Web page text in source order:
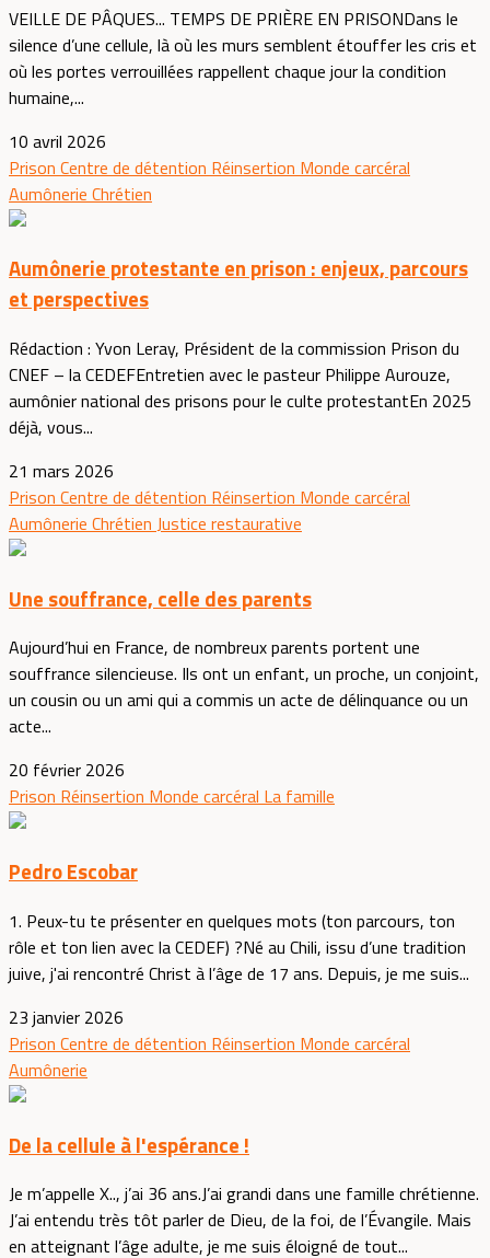
VEILLE DE PÂQUES... TEMPS DE PRIÈRE EN PRISONDans le
silence d’une cellule, là où les murs semblent étouffer les cris et
où les portes verrouillées rappellent chaque jour la condition
humaine,...
10 avril 2026
Prison Centre de détention Réinsertion Monde carcéral
Aumônerie Chrétien
Aumônerie protestante en prison : enjeux, parcours
et perspectives
Rédaction : Yvon Leray, Président de la commission Prison du
CNEF – la CEDEFEntretien avec le pasteur Philippe Aurouze,
aumônier national des prisons pour le culte protestantEn 2025
déjà, vous...
21 mars 2026
Prison Centre de détention Réinsertion Monde carcéral
Aumônerie Chrétien Justice restaurative
Une souffrance, celle des parents
Aujourd’hui en France, de nombreux parents portent une
souffrance silencieuse. Ils ont un enfant, un proche, un conjoint,
un cousin ou un ami qui a commis un acte de délinquance ou un
acte...
20 février 2026
Prison Réinsertion Monde carcéral La famille
Pedro Escobar
1. Peux-tu te présenter en quelques mots (ton parcours, ton
rôle et ton lien avec la CEDEF) ?Né au Chili, issu d’une tradition
juive, j'ai rencontré Christ à l’âge de 17 ans. Depuis, je me suis...
23 janvier 2026
Prison Centre de détention Réinsertion Monde carcéral
Aumônerie
De la cellule à l'espérance !
Je m’appelle X.., j’ai 36 ans.J’ai grandi dans une famille chrétienne.
J’ai entendu très tôt parler de Dieu, de la foi, de l’Évangile. Mais
en atteignant l’âge adulte, je me suis éloigné de tout...